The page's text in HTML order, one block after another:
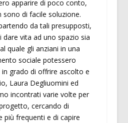
apparire di poco conto,
di facile soluzione.
da tali presupposti,
dare vita ad uno spazio sia
quale gli anziani in una
sociale potessero
grado di offrire ascolto e
Laura Degliuomini ed
incontrati varie volte per
cercando di
più frequenti e di capire